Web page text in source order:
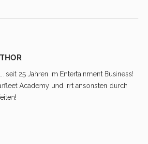
seit 25 Jahren im Entertainment Business!
Academy und irrt ansonsten durch